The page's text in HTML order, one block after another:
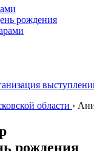
рождения
области ›
рождения